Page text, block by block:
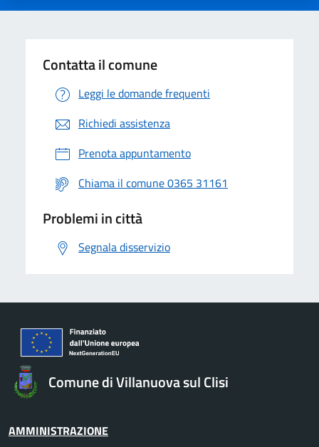
Contatta il comune
Leggi le domande frequenti
Richiedi assistenza
Prenota appuntamento
Chiama il comune 0365 31161
Problemi in città
Segnala disservizio
Comune di Villanuova sul Clisi
AMMINISTRAZIONE